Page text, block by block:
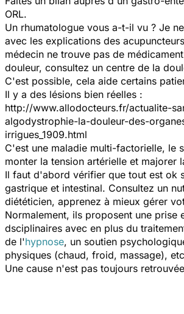
ORL.
Un rhumatologue vous a-t-il vu ? Je
avec les explications des
médecin ne trouve pas de
douleur, consultez un centre de la
C'est possible, cela aide certains
Il y a des lésions bien réelles :
http://www.allodocteurs.fr/actualite-
algodystrophie-la-douleur-des-
irrigues_1909.html
C'est une maladie multi-factorielle, le
monter la tension artérielle et majorer
Il faut d'abord vérifier que tout est ok
gastrique et intestinal. Consultez un
diététicien, apprenez à mieux gérer
Normalement, ils proposent une prise
dsciplinaires avec en plus du
de l'hypnose, un soutien
physiques (chaud, froid, massage),
Une cause n'est pas toujours